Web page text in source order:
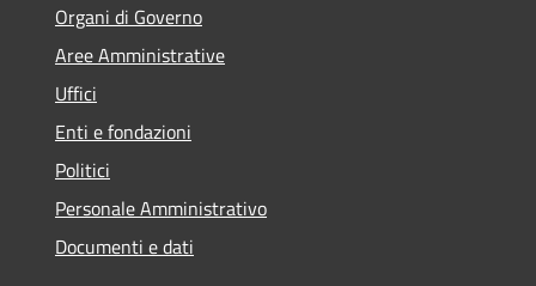
Organi di Governo
Aree Amministrative
Uffici
Enti e fondazioni
Politici
Personale Amministrativo
Documenti e dati